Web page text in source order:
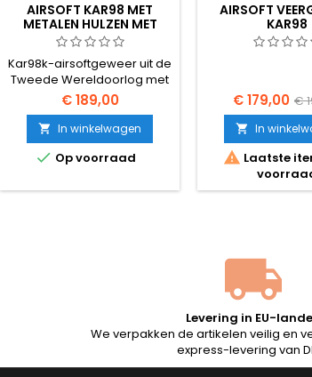
AIRSOFT KAR98 MET
METALEN HULZEN MET
UITWERPMECHANISME
Kar98k-airsoftgeweer uit de
Tweede Wereldoorlog met
metalen
hulsuitwerpsysteem — het
realistische alternatief voor
standaard snipergeweren
met hoge
BB’s in messing hulzen,
€ 189,00
 In winkelwagen
 Op voorraad
AIRSOFT
KAR98
€ 179,00 €
 In
 Laatste
Levering in EU-
We verpakken de artikelen veilig en
express-levering van